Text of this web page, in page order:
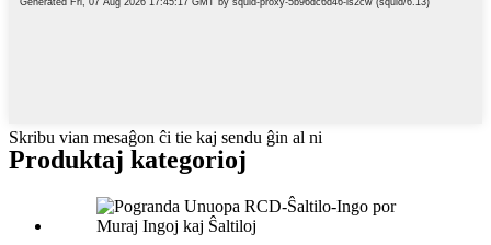
Skribu vian mesaĝon ĉi tie kaj sendu ĝin al ni
Produktaj kategorioj